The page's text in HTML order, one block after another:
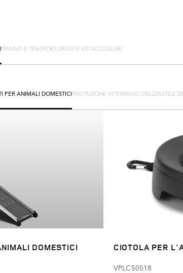
TRAINO E TRASPORTORUOTE ED ACCESSORI
PER ANIMALI DOMESTICIPROTEZIONE INTERNASICUREZZASTILE
DOMESTICI CIOTOLA PER
VPLCS0518